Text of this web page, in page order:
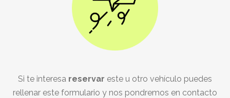
Si te interesa reservar este u otro vehículo puedes
rellenar este formulario y nos pondremos en contacto